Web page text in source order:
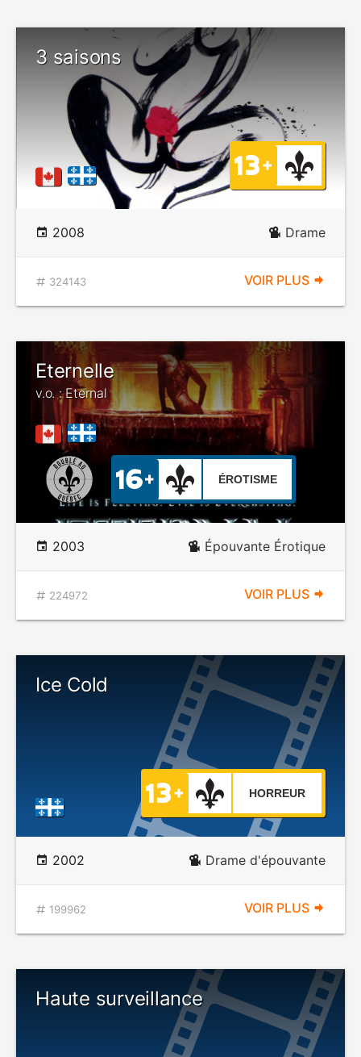
3 saisons
2008 Drame
324143 VOIR PLUS
Eternelle
v.o. : Eternal
ÉROTISME
2003 Épouvante Érotique
224972 VOIR PLUS
Ice Cold
HORREUR
2002 Drame d'épouvante
199962 VOIR PLUS
Haute surveillance